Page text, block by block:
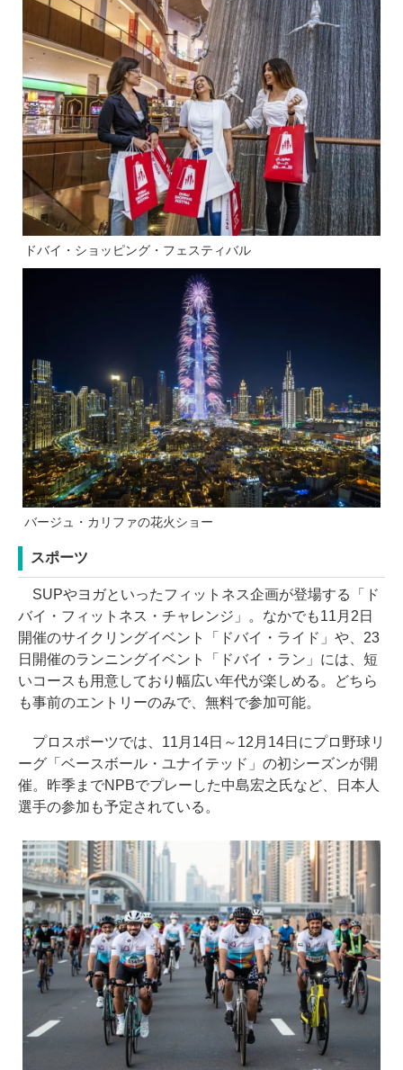
ドバイ・ショッピング・フェスティバル
バージュ・カリファの花火ショー
スポーツ
SUPやヨガといったフィットネス企画が登場する「ド
バイ・フィットネス・チャレンジ」。なかでも11月2日
開催のサイクリングイベント「ドバイ・ライド」や、23
日開催のランニングイベント「ドバイ・ラン」には、短
いコースも用意しており幅広い年代が楽しめる。どちら
も事前のエントリーのみで、無料で参加可能。
プロスポーツでは、11月14日～12月14日にプロ野球リ
ーグ「ベースボール・ユナイテッド」の初シーズンが開
催。昨季までNPBでプレーした中島宏之氏など、日本人
選手の参加も予定されている。